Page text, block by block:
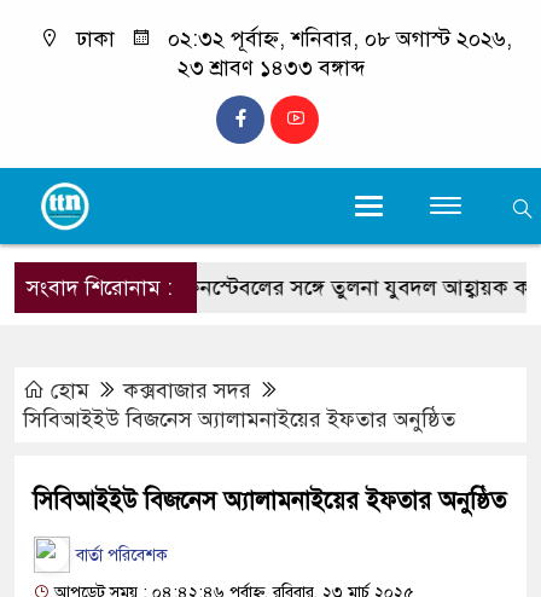
ঢাকা
০২:৩২ পূর্বাহ্ন, শনিবার, ০৮ অগাস্ট ২০২৬,
২৩ শ্রাবণ ১৪৩৩ বঙ্গাব্দ
সংবাদ শিরোনাম :
ওসিকে কনস্টেবলের সঙ্গে তুলনা যুবদল আহ্বায়ক কাইয়ুমের
হোম
কক্সবাজার সদর
সিবিআইইউ বিজনেস অ্যালামনাইয়ের ইফতার অনুষ্ঠিত
সিবিআইইউ বিজনেস অ্যালামনাইয়ের ইফতার অনুষ্ঠিত
বার্তা পরিবেশক
আপডেট সময় : ০৪:৪২:৪৬ পূর্বাহ্ন, রবিবার, ২৩ মার্চ ২০২৫